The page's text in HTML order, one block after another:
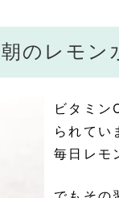
のレモン
ビタミン
られてい
毎日レモ